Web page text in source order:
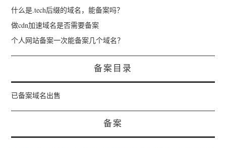
什么是.tech后缀的域名，能备案吗？
做cdn加速域名是否需要备案
个人网站备案一次能备案几个域名？
备案目录
已备案域名出售
备案